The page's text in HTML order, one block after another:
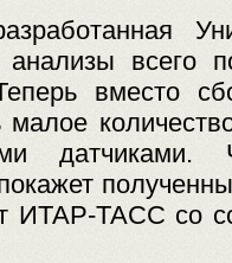
анализы всего
вместо
малое
датчиками.
ИТАР-ТАСС со